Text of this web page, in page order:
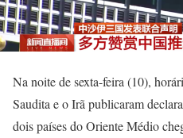
Na noite de sexta-feira (10),
Saudita e o Irã publicaram
dois países do Oriente Médio